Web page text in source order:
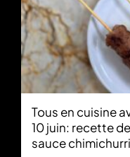
Tous en cuisine
10 juin: recette
sauce chimichurri